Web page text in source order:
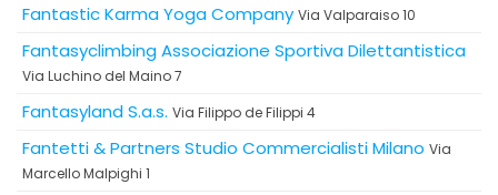
Fantastic Karma Yoga Company Via Valparaiso 10
Fantasyclimbing Associazione Sportiva Dilettantistica
Via Luchino del Maino 7
Fantasyland S.a.s. Via Filippo de Filippi 4
Fantetti & Partners Studio Commercialisti Milano Via
Marcello Malpighi 1